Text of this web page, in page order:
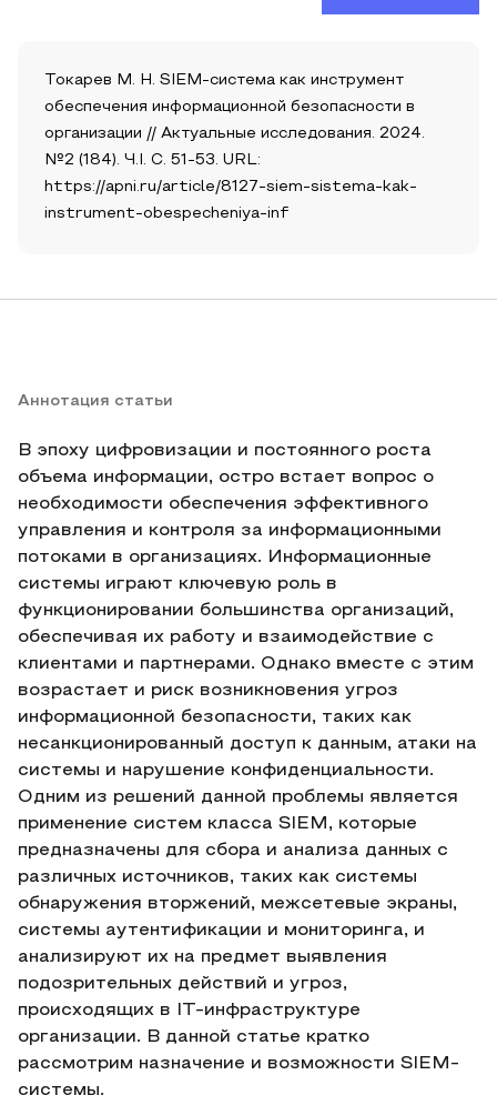
Токарев М. Н. SIEM-система как инструмент
обеспечения информационной безопасности в
организации // Актуальные исследования. 2024.
№2 (184). Ч.I. С. 51-53. URL:
https://apni.ru/article/8127-siem-sistema-kak-
instrument-obespecheniya-inf
Аннотация статьи
В эпоху цифровизации и постоянного роста
объема информации, остро встает вопрос о
необходимости обеспечения эффективного
управления и контроля за информационными
потоками в организациях. Информационные
системы играют ключевую роль в
функционировании большинства организаций,
обеспечивая их работу и взаимодействие с
клиентами и партнерами. Однако вместе с этим
возрастает и риск возникновения угроз
информационной безопасности, таких как
несанкционированный доступ к данным, атаки на
системы и нарушение конфиденциальности.
Одним из решений данной проблемы является
применение систем класса SIEM, которые
предназначены для сбора и анализа данных с
различных источников, таких как системы
обнаружения вторжений, межсетевые экраны,
системы аутентификации и мониторинга, и
анализируют их на предмет выявления
подозрительных действий и угроз,
происходящих в IT-инфраструктуре
организации. В данной статье кратко
рассмотрим назначение и возможности SIEM-
системы.